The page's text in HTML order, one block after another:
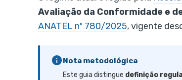
Avaliação da Conformidade e
ANATEL nº 780/2025, vigente
Nota metodológica
Este guia distingue definição